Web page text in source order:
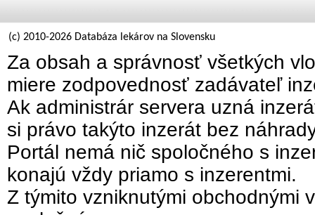
(c) 2010-2026 Databáza lekárov na Slovensku
Za obsah a správnosť všetkých
miere zodpovednosť zadávateľ
Ak administrár servera uzná
si právo takýto inzerát bez
Portál nemá nič spoločného s
konajú vždy priamo s inzerentmi.
Z týmito vzniknutými obchodnými